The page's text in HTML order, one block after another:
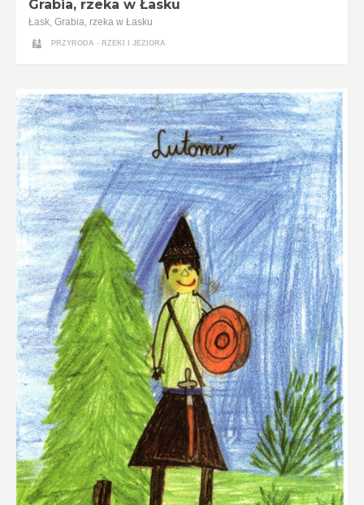
Grabia, rzeka w Łasku
Łask, Grabia, rzeka w Łasku
PRZYRODA - RZEKI I JEZIORA